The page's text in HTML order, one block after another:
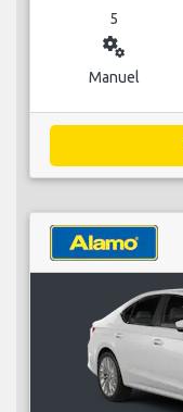
5
miscellaneous_services
Manuel